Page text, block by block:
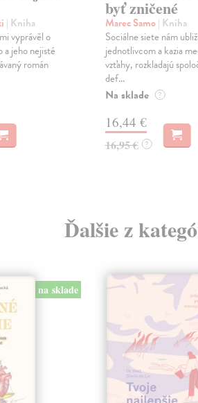
| Kniha
vyprávěl o
jeho nejisté
román
byť zničené
Marec Samo| Kniha
Sociálne siete nám
jednotlivcom a kazia
vzťahy, rozkladajú
def...
Na sklade ?
16,44 €
16,95 € ?
Ďalšie z
na sklade